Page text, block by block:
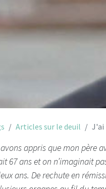
Articles sur le deuil J'ai
appris que mon père
67 ans et on n’imaginait
ans. De rechute en